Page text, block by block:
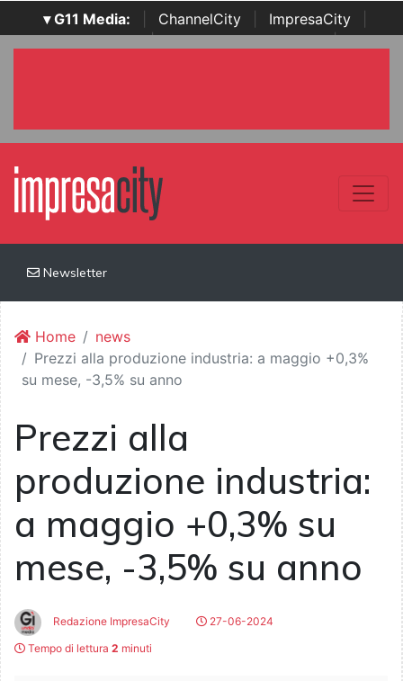
▾ G11 Media: ChannelCity ImpresaCity
SecurityOpenLab | Italian Channel Awards | Italian
Newsletter
Home
news
Prezzi alla produzione industria: a maggio +0,3%
su mese, -3,5% su anno
Prezzi alla
produzione industria:
a maggio +0,3% su
mese, -3,5% su anno
Redazione ImpresaCity
27-06-2024
Tempo di lettura 2 minuti